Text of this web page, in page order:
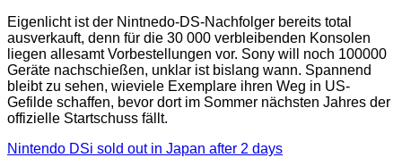
Eigenlicht ist der Nintnedo-DS-Nachfolger bereits total
ausverkauft, denn für die 30 000 verbleibenden Konsolen
liegen allesamt Vorbestellungen vor. Sony will noch 100000
Geräte nachschießen, unklar ist bislang wann. Spannend
bleibt zu sehen, wieviele Exemplare ihren Weg in US-
Gefilde schaffen, bevor dort im Sommer nächsten Jahres der
offizielle Startschuss fällt.
Nintendo DSi sold out in Japan after 2 days